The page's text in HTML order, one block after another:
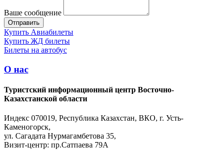
Ваше сообщение
Купить Авиабилеты
Купить ЖД билеты
Билеты на автобус
О нас
Туристский информационный центр Восточно-
Казахстанской области
Индекс 070019, Республика Казахстан, ВКО, г. Усть-
Каменогорск,
ул. Сагадата Нурмагамбетова 35,
Визит-центр: пр.Сатпаева 79А